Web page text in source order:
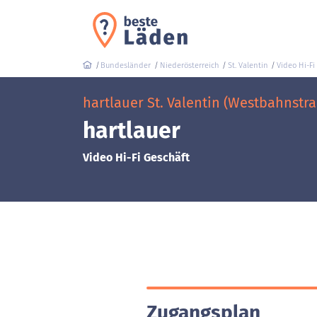
Bundesländer Niederösterreich St. Valentin Video Hi-Fi
hartlauer St. Valentin
hartlauer
Video Hi-Fi Geschäft